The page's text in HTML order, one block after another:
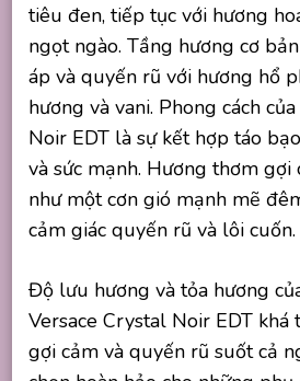
tiêu đen, tiếp tục với hương
ngọt ngào. Tầng hương cơ
áp và quyến rũ với hương hổ
hương và vani. Phong cách
Noir EDT là sự kết hợp táo
và sức mạnh. Hương thơm gợi
như một cơn gió mạnh mẽ
cảm giác quyến rũ và lôi cuốn.
Độ lưu hương và tỏa hương
Versace Crystal Noir EDT
gợi cảm và quyến rũ suốt cả